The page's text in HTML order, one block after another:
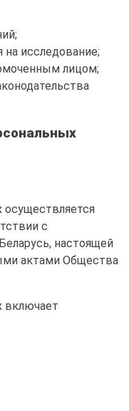
на исследование;
лицом;
осуществляется
с
настоящей
актами Общества
включает